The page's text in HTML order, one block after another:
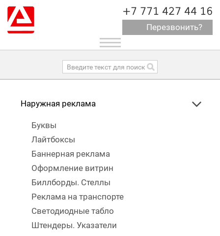
+7 771 427 44 16
Перезвонить?
Toggle
navigation
Наружная реклама
Буквы
Лайтбоксы
Баннерная реклама
Оформление витрин
Биллборды. Стеллы
Реклама на транспорте
Светодиодные табло
Штендеры. Указатели